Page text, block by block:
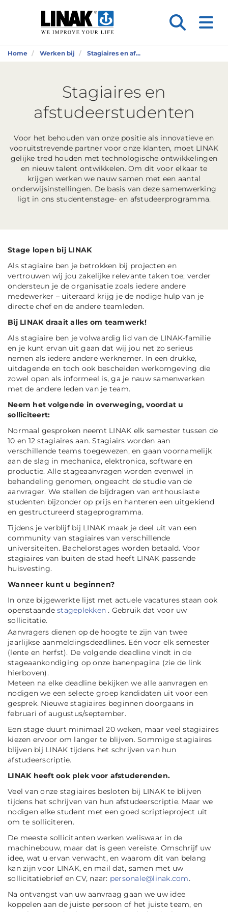
Home Werken bij Stagiaires en af...
Stagiaires en
afstudeerstudenten
Voor het behouden van onze positie als innovatieve en
vooruitstrevende partner voor onze klanten, moet LINAK
gelijke tred houden met technologische ontwikkelingen
en nieuw talent ontwikkelen. Om dit voor elkaar te
krijgen werken we nauw samen met een aantal
onderwijsinstellingen. De basis van deze samenwerking
ligt in ons studentenstage- en afstudeerprogramma.
Stage lopen bij LINAK
Als stagiaire ben je betrokken bij projecten en
vertrouwen wij jou zakelijke relevante taken toe; verder
ondersteun je de organisatie zoals iedere andere
medewerker – uiteraard krijg je de nodige hulp van je
directe chef en de andere teamleden.
Bij LINAK draait alles om teamwerk!
Als stagiaire ben je volwaardig lid van de LINAK-familie
en je kunt ervan uit gaan dat wij jou net zo serieus
nemen als iedere andere werknemer. In een drukke,
uitdagende en toch ook bescheiden werkomgeving die
zowel open als informeel is, ga je nauw samenwerken
met de andere leden van je team.
Neem het volgende in overweging, voordat u
solliciteert:
Normaal gesproken neemt LINAK elk semester tussen de
10 en 12 stagiaires aan. Stagiairs worden aan
verschillende teams toegewezen, en gaan voornamelijk
aan de slag in mechanica, elektronica, software en
productie. Alle stageaanvragen worden evenwel in
behandeling genomen, ongeacht de studie van de
aanvrager. We stellen de bijdragen van enthousiaste
studenten bijzonder op prijs en hanteren een uitgekiend
en gestructureerd stageprogramma.
Tijdens je verblijf bij LINAK maak je deel uit van een
community van stagiaires van verschillende
universiteiten. Bachelorstages worden betaald. Voor
stagiaires van buiten de stad heeft LINAK passende
huisvesting.
Wanneer kunt u beginnen?
In onze bijgewerkte lijst met actuele vacatures staan ook
openstaande stageplekken . Gebruik dat voor uw
sollicitatie.
Aanvragers dienen op de hoogte te zijn van twee
jaarlijkse aanmeldingsdeadlines. Eén voor elk semester
(lente en herfst). De volgende deadline vindt in de
stageaankondiging op onze banenpagina (zie de link
hierboven).
Meteen na elke deadline bekijken we alle aanvragen en
nodigen we een selecte groep kandidaten uit voor een
gesprek. Nieuwe stagiaires beginnen doorgaans in
februari of augustus/september.
Een stage duurt minimaal 20 weken, maar veel stagiaires
kiezen ervoor om langer te blijven. Sommige stagiaires
blijven bij LINAK tijdens het schrijven van hun
afstudeerscriptie.
LINAK heeft ook plek voor afstuderenden.
Veel van onze stagiaires besloten bij LINAK te blijven
tijdens het schrijven van hun afstudeerscriptie. Maar we
nodigen elke student met een goed scriptieproject uit
om te solliciteren.
De meeste sollicitanten werken weliswaar in de
machinebouw, maar dat is geen vereiste. Omschrijf uw
idee, wat u ervan verwacht, en waarom dit van belang
kan zijn voor LINAK, en mail dat, samen met uw
sollicitatiebrief en CV, naar: personale@linak.com.
Na ontvangst van uw aanvraag gaan we uw idee
koppelen aan de juiste persoon of het juiste team, en